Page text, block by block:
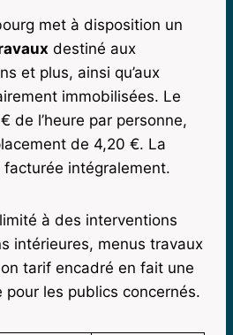
met à disposition un
destiné aux
et plus, ainsi qu’aux
immobilisées. Le
de l’heure par personne,
de 4,20 €. La
intégralement.
à des interventions
intérieures, menus travaux
tarif encadré en fait une
les publics concernés.